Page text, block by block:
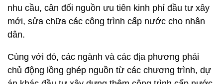
nhu cầu, cân đối nguồn ưu tiên kinh phí đầu tư xây
mới, sửa chữa các công trình cấp nước cho nhân
dân.
Cùng với đó, các ngành và các địa phương phải
chủ động lồng ghép nguồn từ các chương trình, dự